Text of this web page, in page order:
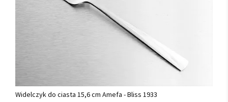
Widelczyk do ciasta 15,6 cm Amefa - Bliss 1933